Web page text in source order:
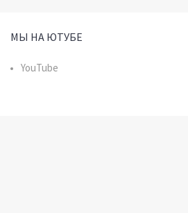
МЫ НА ЮТУБЕ
YouTube